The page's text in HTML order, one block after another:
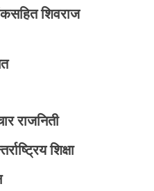
शिवराज
राजनिती
शिक्षा